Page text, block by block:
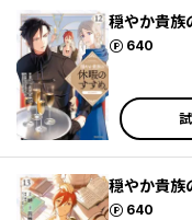
穏やか貴族
640
ポイント
穏やか貴族
640
ポイント